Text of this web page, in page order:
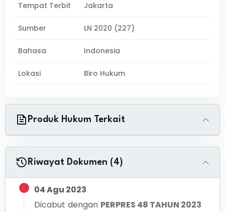
Tempat Terbit Jakarta
Sumber LN 2020 (227)
Bahasa Indonesia
Lokasi Biro Hukum
Produk Hukum Terkait
Riwayat Dokumen (4)
04 Agu 2023
Dicabut dengan PERPRES 48 TAHUN 2023